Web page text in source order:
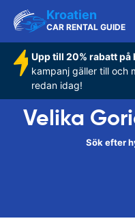
Kroatien
CAR RENTAL GUIDE
Upp till 20% rabatt
kampanj gäller till och
redan idag!
Velika
Sök efter